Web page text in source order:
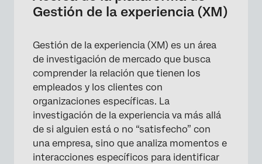
Preguntas frequentes
Gestión de la experiencia (XM)
Gestión de la experiencia (XM) es un área
de investigación de mercado que busca
comprender la relación que tienen los
empleados y los clientes con
organizaciones específicas. La
investigación de la experiencia va más allá
de si alguien está o no “satisfecho” con
una empresa, sino que analiza momentos e
interacciones específicos para identificar